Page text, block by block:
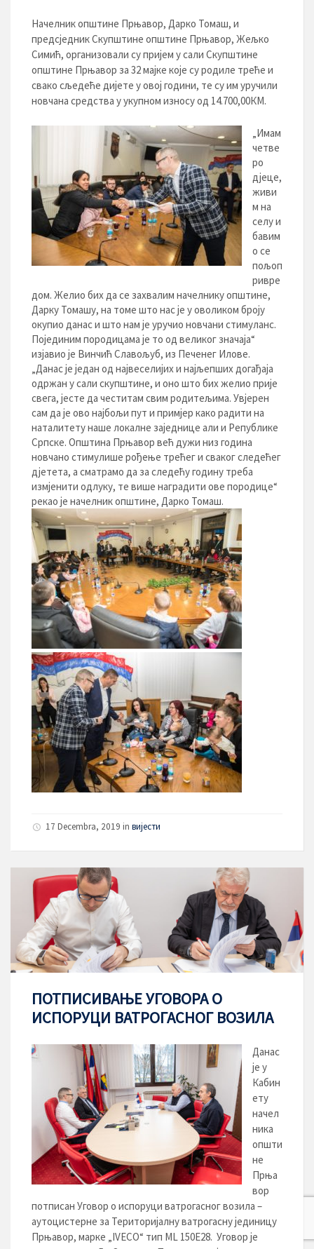
Начелник општине Прњавор, Дарко Томаш, и
предсједник Скупштине општине Прњавор, Жељко
Симић, организовали су пријем у сали Скупштине
општине Прњавор за 32 мајке које су родиле треће и
свако сљедеће дијете у овој години, те су им уручили
новчана средства у укупном износу од 14.700,00КМ.
„Имам
четве
ро
дјеце,
живи
м на
селу и
бавим
о се
пољоп
ривре
дом. Желио бих да се захвалим начелнику општине,
Дарку Томашу, на томе што нас је у оволиком броју
окупио данас и што нам је уручио новчани стимуланс.
Појединим породицама је то од великог значаја“
изјавио је Винчић Славољуб, из Печенег Илове.
„Данас је један од највеселијих и најљепших догађаја
одржан у сали скупштине, и оно што бих желио прије
свега, јесте да честитам свим родитељима. Увјерен
сам да је ово најбољи пут и примјер како радити на
наталитету наше локалне заједнице али и Републике
Српске. Општина Прњавор већ дужи низ година
новчано стимулише рођење трећег и сваког следећег
дјетета, а сматрамо да за следећу годину треба
измјенити одлуку, те више наградити ове породице“
рекао је начелник општине, Дарко Томаш.
17 Decembra, 2019 in вијести
ПОТПИСИВАЊЕ УГОВОРА О
ИСПОРУЦИ ВАТРОГАСНОГ ВОЗИЛА
Данас
је у
Кабин
ету
начел
ника
општи
не
Прња
вор
потписан Уговор о испоруци ватрогасног возила –
аутоцистерне за Територијалну ватрогасну јединицу
Прњавор, марке „IVECO“ тип ML 150E28. Уговор је